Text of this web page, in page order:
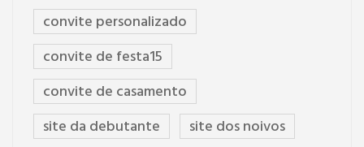
convite personalizado
convite de festa15
convite de casamento
site da debutante
site dos noivos